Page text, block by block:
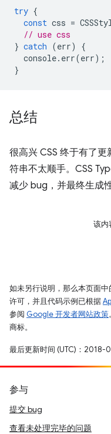
try {
const css =
// use css
} catch (err)
{
console. err(err);
}
总结
很高兴 CSS 终于有了
符串不太顺手。CSS
减少 bug，并最终生成
该内
如未另行说明，那么本页面
许可，并且代码示例已根据
参阅 Google 开发者网站政策
商标。
最后更新时间 (UTC)：2018-
参与
提交 bug
查看未处理完毕的问题